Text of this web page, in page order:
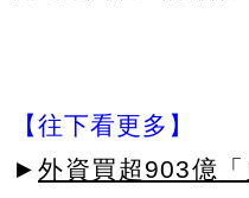
【往下看更多】
► 外資買超903億